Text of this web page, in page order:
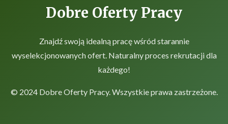
Dobre Oferty Pracy
Znajdź swoją idealną pracę wśród starannie
wyselekcjonowanych ofert. Naturalny proces rekrutacji dla
każdego!
© 2024 Dobre Oferty Pracy. Wszystkie prawa zastrzeżone.